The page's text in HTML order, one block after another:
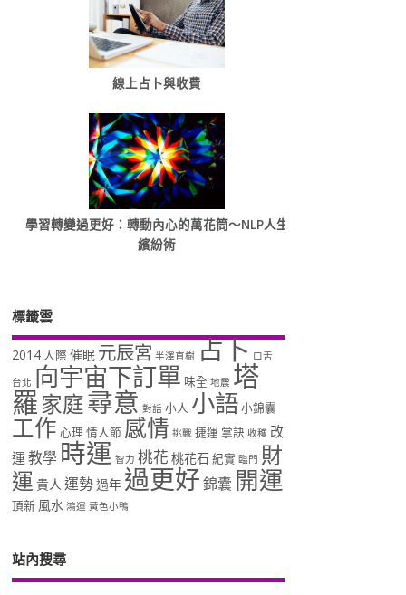
線上占卜與收費
學習轉變過更好：轉動內心的萬花筒～NLP人生
繽紛術
標籤雲
2014 人際 催眠 元辰宮 半澤直樹 占卜 口舌
台北 向宇宙下訂單 味全 地震 塔
羅家庭尋意 對話 小人 小語 小錦囊
工作 心理 情人節 感情 挑戰 捷運 掌訣 收穫 改
運 教學 時運 智力 桃花 桃花石 紀實 臨門 財
運 貴人 運勢過年 過更好錦囊 開運
頂新 風水 鴻運 黃色小鴨
站內搜尋